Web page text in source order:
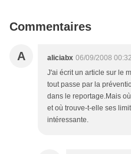
Commentaires
A aliciabx 06/09/2008 00:32
J'ai écrit un article sur le
tout passe par la
dans le reportage.Mais
et où trouve-t-elle ses
intéressante.